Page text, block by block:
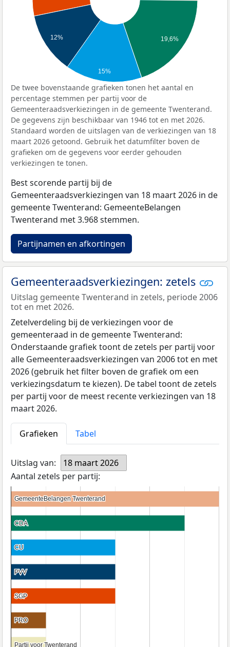
19,6%
12%
15%
De twee bovenstaande grafieken tonen het aantal en
percentage stemmen per partij voor de
Gemeenteraadsverkiezingen in de gemeente Twenterand.
De gegevens zijn beschikbaar van 1946 tot en met 2026.
Standaard worden de uitslagen van de verkiezingen van 18
maart 2026 getoond. Gebruik het datumfilter boven de
grafieken om de gegevens voor eerder gehouden
verkiezingen te tonen.
Best scorende partij bij de
Gemeenteraadsverkiezingen van 18 maart 2026 in de
gemeente Twenterand: GemeenteBelangen
Twenterand met 3.968 stemmen.
Partijnamen en afkortingen
Gemeenteraadsverkiezingen: zetels
Uitslag gemeente Twenterand in zetels, periode 2006
tot en met 2026.
Zetelverdeling bij de verkiezingen voor de
gemeenteraad in de gemeente Twenterand:
Onderstaande grafiek toont de zetels per partij voor
alle Gemeenteraadsverkiezingen van 2006 tot en met
2026 (gebruik het filter boven de grafiek om een
verkiezingsdatum te kiezen). De tabel toont de zetels
per partij voor de meest recente verkiezingen van 18
maart 2026.
Grafieken Tabel
Uitslag van:
18 maart 2026
Aantal zetels per partij:
GemeenteBelangen Twenterand
GemeenteBelangen Twenterand
CDA
CDA
CU
CU
PVV
PVV
SGP
SGP
PRO
PRO
Partij voor Twenterand
Partij voor Twenterand